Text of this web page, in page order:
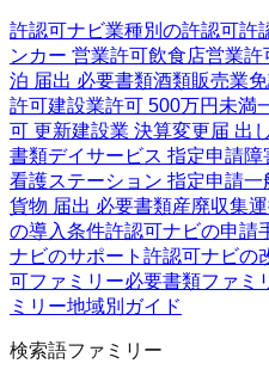
許認可ナビ業種別の許認可許
ンカー 営業許可飲食店営業許
泊 届出 必要書類酒類販売業
許可建設業許可 500万円未満
可 更新建設業 決算変更届 出
書類デイサービス 指定申請障
看護ステーション 指定申請一
貨物 届出 必要書類産廃収集
の導入条件許認可ナビの申請
ナビのサポート 許認可ナビの
可ファミリー必要書類ファミ
ミリー地域別ガイド
検索語ファミリー